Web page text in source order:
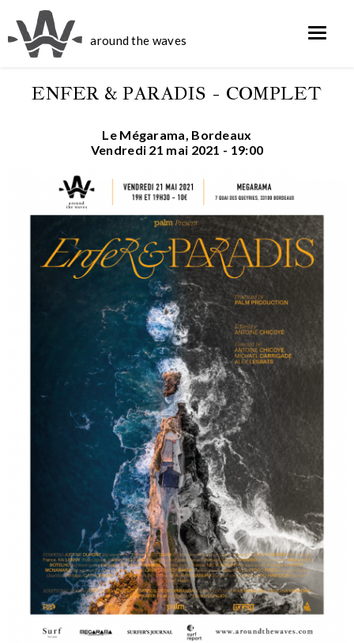
around the waves
ENFER & PARADIS - COMPLET
Le Mégarama, Bordeaux
Vendredi 21 mai 2021 - 19:00